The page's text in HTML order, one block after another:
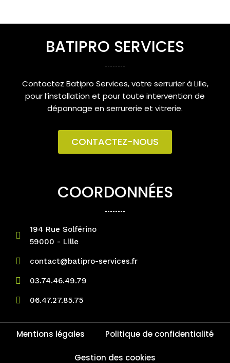
BATIPRO SERVICES
Contactez Batipro Services, votre serrurier à Lille,
pour l’installation et pour toute intervention de
dépannage en serrurerie et vitrerie.
CONTACTEZ-NOUS
COORDONNÉES
194 Rue Solférino
59000 - Lille
contact@batipro-services.fr
03.74.46.49.79
06.47.27.85.75
Mentions légales Politique de confidentialité
Gestion des cookies